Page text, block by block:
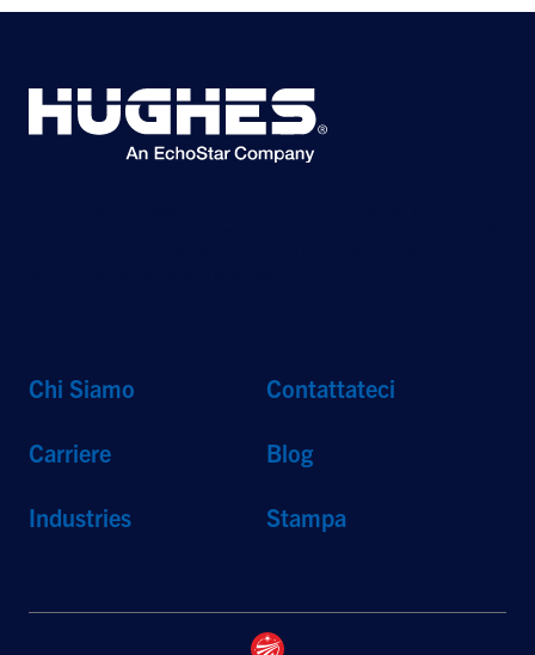
Chi Siamo Contattateci
Carriere Blog
Industries Stampa